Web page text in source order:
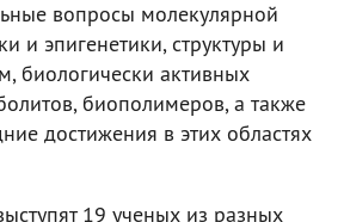
вопросы молекулярной
и эпигенетики, структуры и
биологически активных
биополимеров, а также
достижения в этих областях
19 ученых из разных